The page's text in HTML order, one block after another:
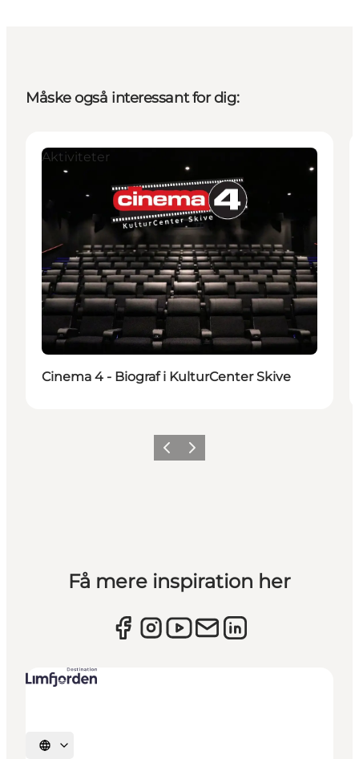
Måske også interessant for dig:
Aktiviteter
Cinema 4 - Biograf i KulturCenter Skive
Forrige billede
Næste billede
Få mere inspiration her
Vælg sprog